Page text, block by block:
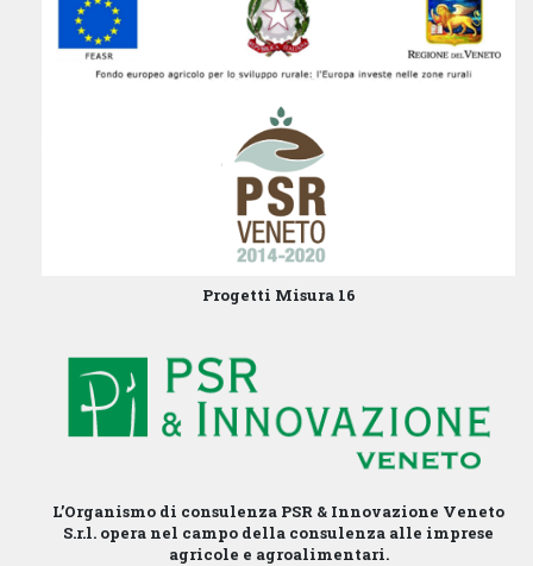
Progetti Misura 16
L’Organismo di consulenza PSR & Innovazione Veneto
S.r.l. opera nel campo della consulenza alle imprese
agricole e agroalimentari.